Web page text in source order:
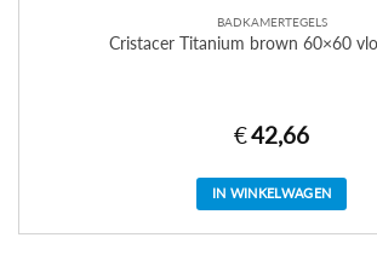
BADKAMERTEGELS
Cristacer Titanium brown 60×60
€42,66
IN WINKELWAGEN